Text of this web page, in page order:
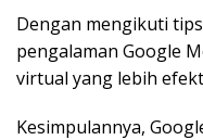
Dengan mengikuti
pengalaman Google
virtual yang lebih
Kesimpulannya,